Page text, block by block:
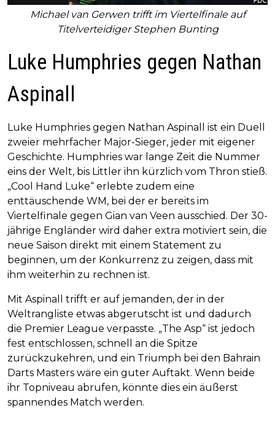
Michael van Gerwen trifft im Viertelfinale auf
Titelverteidiger Stephen Bunting
Luke Humphries gegen Nathan
Aspinall
Luke Humphries gegen Nathan Aspinall ist ein Duell
zweier mehrfacher Major-Sieger, jeder mit eigener
Geschichte. Humphries war lange Zeit die Nummer
eins der Welt, bis Littler ihn kürzlich vom Thron stieß.
„Cool Hand Luke“ erlebte zudem eine
enttäuschende WM, bei der er bereits im
Viertelfinale gegen Gian van Veen ausschied. Der 30-
jährige Engländer wird daher extra motiviert sein, die
neue Saison direkt mit einem Statement zu
beginnen, um der Konkurrenz zu zeigen, dass mit
ihm weiterhin zu rechnen ist.
Mit Aspinall trifft er auf jemanden, der in der
Weltrangliste etwas abgerutscht ist und dadurch
die Premier League verpasste. „The Asp“ ist jedoch
fest entschlossen, schnell an die Spitze
zurückzukehren, und ein Triumph bei den Bahrain
Darts Masters wäre ein guter Auftakt. Wenn beide
ihr Topniveau abrufen, könnte dies ein äußerst
spannendes Match werden.